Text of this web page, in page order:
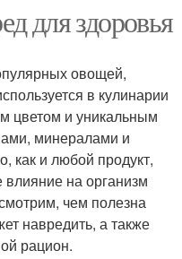
для здоровья
овощей,
в кулинарии
цветом и уникальным
минералами и
как и любой продукт,
влияние на организм
чем полезна
навредить, а также
рацион.